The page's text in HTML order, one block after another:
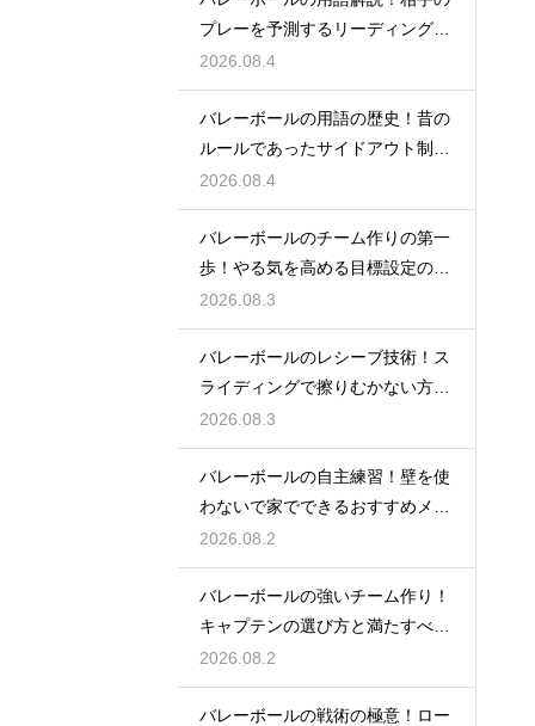
プレーを予測するリーディングと
は何か
2026.08.4
バレーボールの用語の歴史！昔の
ルールであったサイドアウト制と
は何か
2026.08.4
バレーボールのチーム作りの第一
歩！やる気を高める目標設定の仕
方とは
2026.08.3
バレーボールのレシーブ技術！ス
ライディングで擦りむかない方法
を伝授
2026.08.3
バレーボールの自主練習！壁を使
わないで家でできるおすすめメニ
ュー
2026.08.2
バレーボールの強いチーム作り！
キャプテンの選び方と満たすべき
基準
2026.08.2
バレーボールの戦術の極意！ロー